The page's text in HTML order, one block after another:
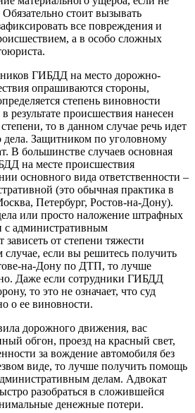
стоит вызывать
все повреждения и
а в особо сложных
ГИБДД на место дорожно-
опрашиваются стороны,
степень виновности
результате происшествия нанесен
то в данном случае речь идет
дела. Защитником по уголовному
В большинстве случаев основная
на месте происшествия
основного вида ответственности –
(это обычная практика в
Петербург, Ростов-на-Дону).
или просто наложение штрафных
с административным
зависеть от степени тяжести
если вы решитесь получить
на-Дону по ДТП, то лучше
Даже если сотрудники ГИБДД
то это не означает, что суд
о ее виновности.
дорожного движения, вас
обгон, проезд на красный свет,
за вождение автомобиля без
виде, то лучше получить помощь
делам. Адвокат
разобраться в сложившейся
денежные потери.